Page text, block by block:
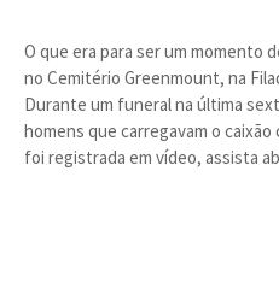
O que era para ser um momento
no Cemitério Greenmount, na
Durante um funeral na última
homens que carregavam o
foi registrada em vídeo, assista